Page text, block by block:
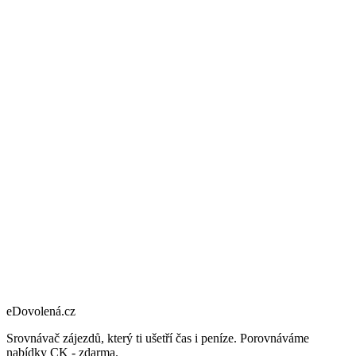
eDovolená.cz
Srovnávač zájezdů, který ti ušetří čas i peníze. Porovnáváme
nabídky CK - zdarma.